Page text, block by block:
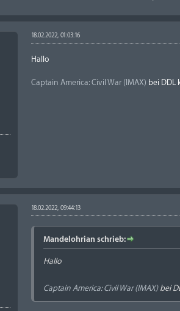
18.02.2022, 01:03:16
Hallo
Captain America: Civil War (IMAX) bei DDL
18.02.2022, 09:44:13
Mandelohrian schrieb:
Hallo
Captain America: Civil War (IMAX)bei